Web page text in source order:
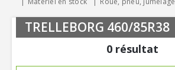
TRELLEBORG 460/85R38
0 résultat